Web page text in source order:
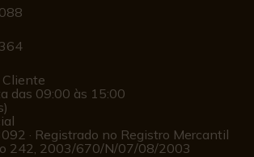
Cliente
das 09:00 às 15:00
· Registrado no Registro Mercantil
242, 2003/670/N/07/08/2003